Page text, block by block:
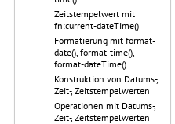
Zeitstempelwert mit
fn:current-dateTime()
Formatierung mit format-
date(), format-time(),
format-dateTime()
Konstruktion von Datums-,
Zeit-, Zeitstempelwerten
Operationen mit Datums-,
Zeit-, Zeitstempelwerten